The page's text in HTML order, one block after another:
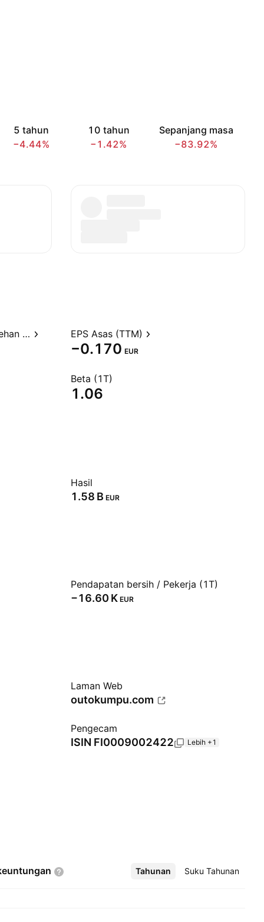
5 tahun
−4.44%
10 tahun
−1.42%
Sepanjang masa
−83.92%
Nisbah harga kepada perolehan (TTM) EPS Asas (TTM)
−0.170 EUR
Beta (1T)
1.06
Hasil
‪1.58 B‬ EUR
Pendapatan bersih / Pekerja (1T)
‪−16.60 K‬ EUR
Laman Web
outokumpu.com
Pengecam
ISIN FI0009002422 Lebih +1
Tahunan Suku Tahunan
Lebih